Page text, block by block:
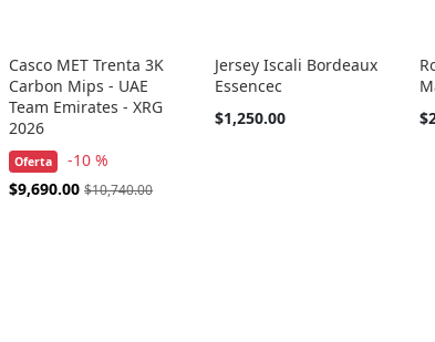
Casco MET Trenta 3K
Carbon Mips - UAE
Team Emirates - XRG
2026
Oferta -10 %
Precio
$9,690.00 $10,740.00
Jersey Iscali Bordeaux
Essencec
Tan
$1,250.00